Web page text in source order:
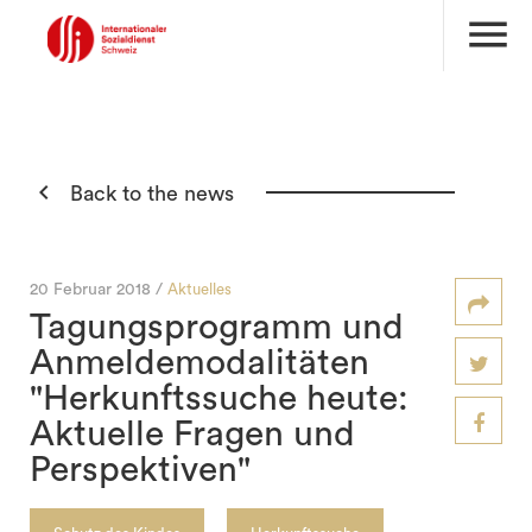
menu
 Back to the news
20 Februar 2018 / Aktuelles
Tagungsprogramm und
Anmeldemodalitäten
"Herkunftssuche heute:
Aktuelle Fragen und
Perspektiven"